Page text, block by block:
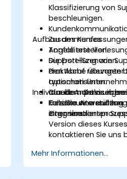
Klassifizierung von
beschleunigen.
Tonfall erstellen.
Die Erstellung von
den Abruf
automatisieren.
Claude nahtlos in
integrieren.
Aufbau des Kurses
Angeleitete
Support-Szenarien.
Praktische Übungen
typischen
aus dem
Gezielte Anwendung
einer simulierten
Individuelle
Falls Sie eine auf Ihre
Version dieses
kontaktieren Sie uns
Mehr Informationen...